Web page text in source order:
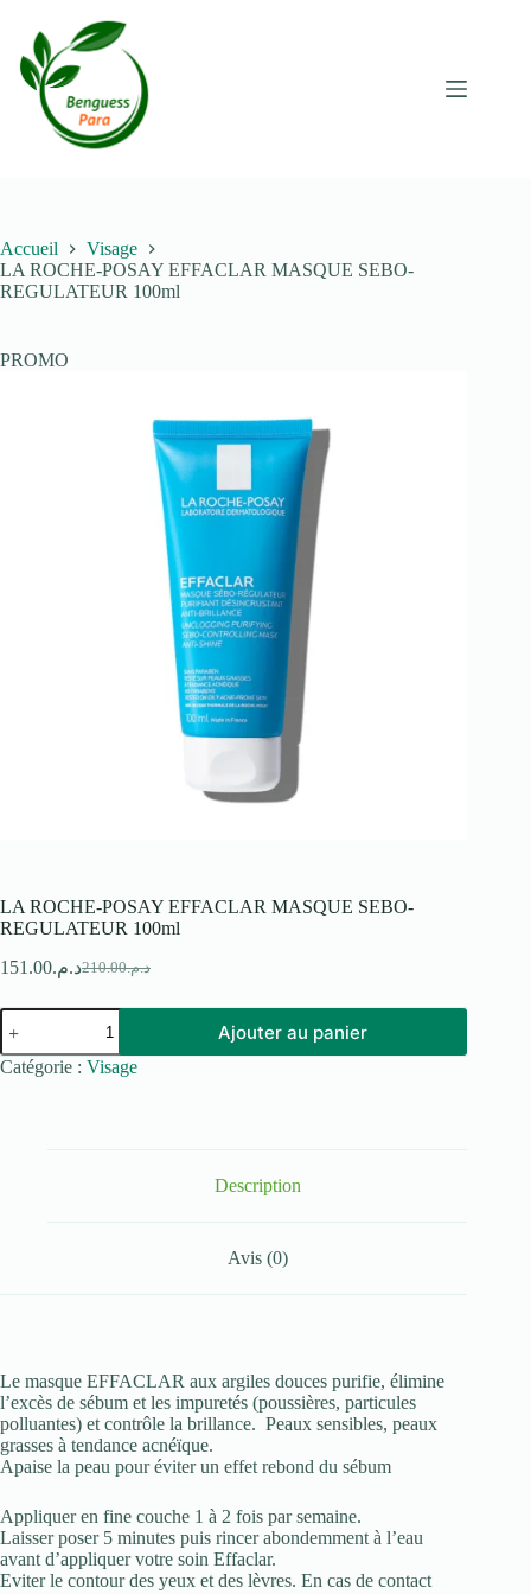
contenu
Accueil
Visage
LA ROCHE-POSAY EFFACLAR MASQUE SEBO-
REGULATEUR 100ml
PROMO
LA ROCHE-POSAY EFFACLAR MASQUE SEBO-
REGULATEUR 100ml
د.م.210.00
Le
était :
د.م.210.00.
د.م.151.00
Le
د.م.151.00.
quantité
de
LA
ROCHE-
Ajouter au panier
Catégorie : Visage
Description
Avis (0)
Le masque EFFACLAR aux argiles douces purifie, élimine
l’excès de sébum et les impuretés (poussières, particules
polluantes) et contrôle la brillance. Peaux sensibles, peaux
grasses à tendance acnéïque.
Apaise la peau pour éviter un effet rebond du sébum
Appliquer en fine couche 1 à 2 fois par semaine.
Laisser poser 5 minutes puis rincer abondemment à l’eau
avant d’appliquer votre soin Effaclar.
Eviter le contour des yeux et des lèvres. En cas de contact